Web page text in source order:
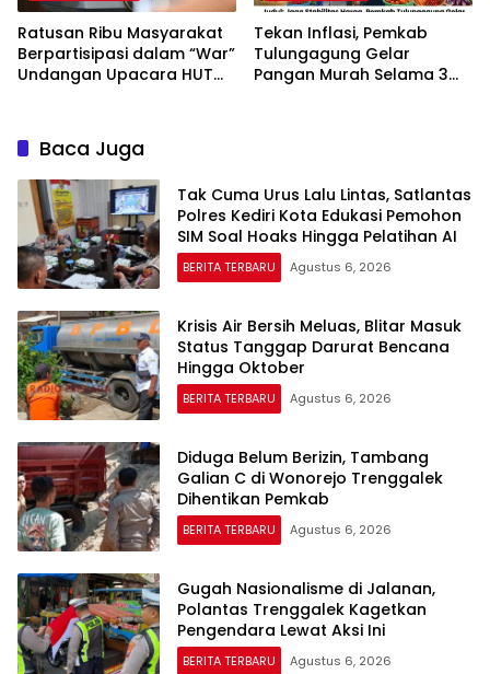
Ratusan Ribu Masyarakat
Berpartisipasi dalam “War”
Undangan Upacara HUT
Tekan Inflasi, Pemkab
Tulungagung Gelar
Pangan Murah Selama 3
Baca Juga
Tak Cuma Urus Lalu Lintas, Satlantas
Polres Kediri Kota Edukasi Pemohon
SIM Soal Hoaks Hingga Pelatihan AI
BERITA TERBARU Agustus 6, 2026
Krisis Air Bersih Meluas, Blitar Masuk
Status Tanggap Darurat Bencana
Hingga Oktober
BERITA TERBARU Agustus 6, 2026
Diduga Belum Berizin, Tambang
Galian C di Wonorejo Trenggalek
Dihentikan Pemkab
BERITA TERBARU Agustus 6, 2026
Gugah Nasionalisme di Jalanan,
Polantas Trenggalek Kagetkan
Pengendara Lewat Aksi Ini
BERITA TERBARU Agustus 6, 2026